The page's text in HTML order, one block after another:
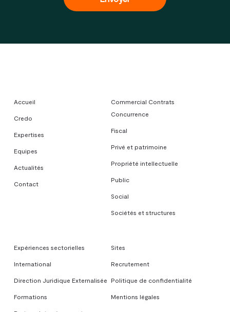
Accueil
Credo
Expertises
Equipes
Actualités
Contact
Commercial Contrats
Concurrence
Fiscal
Privé et patrimoine
Propriété intellectuelle
Public
Social
Sociétés et structures
Expériences sectorielles
International
Direction Juridique Externalisée
Formations
Sites
Recrutement
Politique de confidentialité
Mentions légales